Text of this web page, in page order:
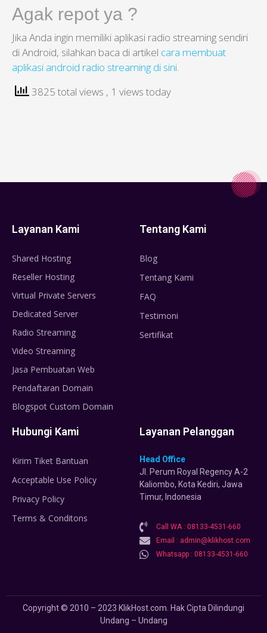
Agak repot ya ?
Jika Anda ingin memiliki aplikasi radio streaming sendiri
di Android, silahkan baca di artikel cara membuat
aplikasi android radio streaming di sini.
3825 total views , 1 views today
Layanan Kami
Shared Hosting
Reseller Hosting
Virtual Private Servers
Dedicated Server
Radio Streaming
Video Streaming
Jasa Pembuatan Web
Pendaftaran Domain
Blogspot Custom Domain
Tentang Kami
Blog
Tentang Kami
FAQ
Testimoni
Sertifikat
Hubungi Kami
Kirim Tiket Bantuan
Acceptable Use Policy
Privacy Policy
Terms & Conditons
Layanan Pelanggan
Head Office
Jl. Perum Royal Regency A-2
Kaliombo, Kota Kediri, Jawa
Timur, Indonesia
Call WA : 08133-4531-660
Email : admin@klikhost.com
Whatsapp : 08133-4531-660
Copyright © 2010 – 2023 KlikHost.com. Hak Cipta Dilindungi
Undang – Undang